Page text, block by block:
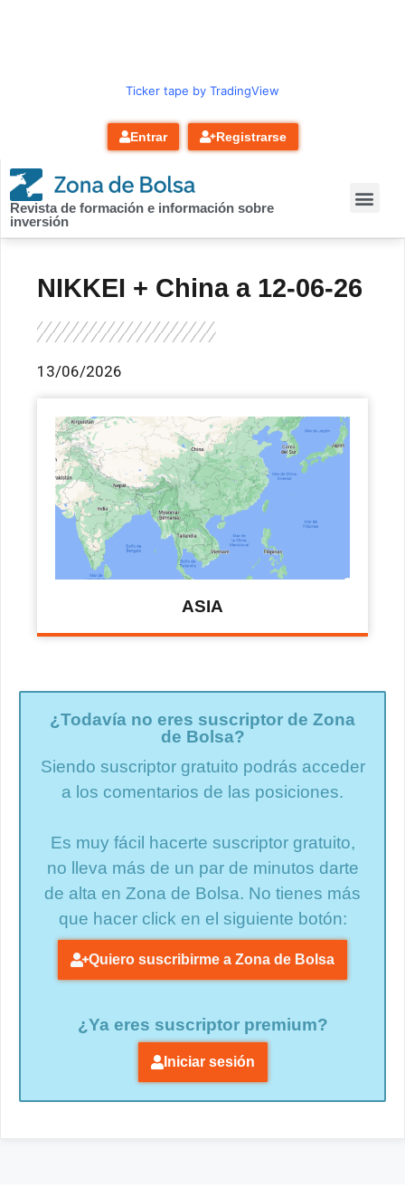
Ticker tape by TradingView
Entrar Registrarse
Revista de formación e información sobre
inversión
NIKKEI + China a 12-06-26
13/06/2026
ASIA
¿Todavía no eres suscriptor de Zona
de Bolsa?
Siendo suscriptor gratuito podrás acceder
a los comentarios de las posiciones.
Es muy fácil hacerte suscriptor gratuito,
no lleva más de un par de minutos darte
de alta en Zona de Bolsa. No tienes más
que hacer click en el siguiente botón:
Quiero suscribirme a Zona de Bolsa
¿Ya eres suscriptor premium?
Iniciar sesión